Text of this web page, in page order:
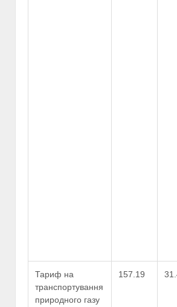
Тариф на
транспортування
природного газу
157.19